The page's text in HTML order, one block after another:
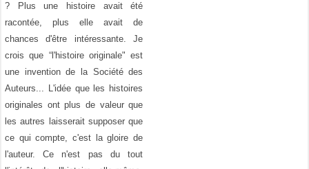
? Plus une histoire avait été
racontée, plus elle avait de
chances d'être intéressante. Je
crois que “l'histoire originale" est
une invention de la Société des
Auteurs... L'idée que les histoires
originales ont plus de valeur que
les autres laisserait supposer que
ce qui compte, c'est la gloire de
l'auteur. Ce n'est pas du tout